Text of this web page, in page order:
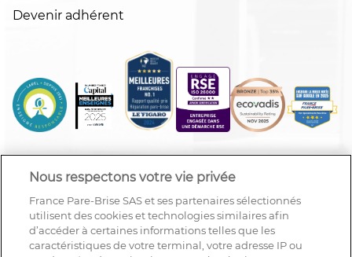
Devenir adhérent
Nous respectons votre vie privée
France Pare-Brise SAS et ses partenaires sélectionnés
utilisent des cookies et technologies similaires afin
d’accéder à certaines informations telles que les
caractéristiques de votre terminal, votre adresse IP ou